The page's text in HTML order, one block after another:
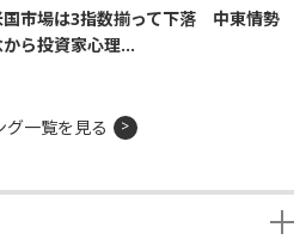
国市場は3指数揃って下落 中東情勢
ら投資家心理...
グ一覧を見る